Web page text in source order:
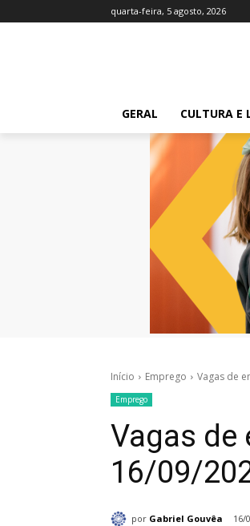
quarta-feira, 5 agosto, 2026
GERAL CULTURA E
Início Emprego Vagas de
Emprego
Vagas de
16/09/
por Gabriel Gouvêa 16/